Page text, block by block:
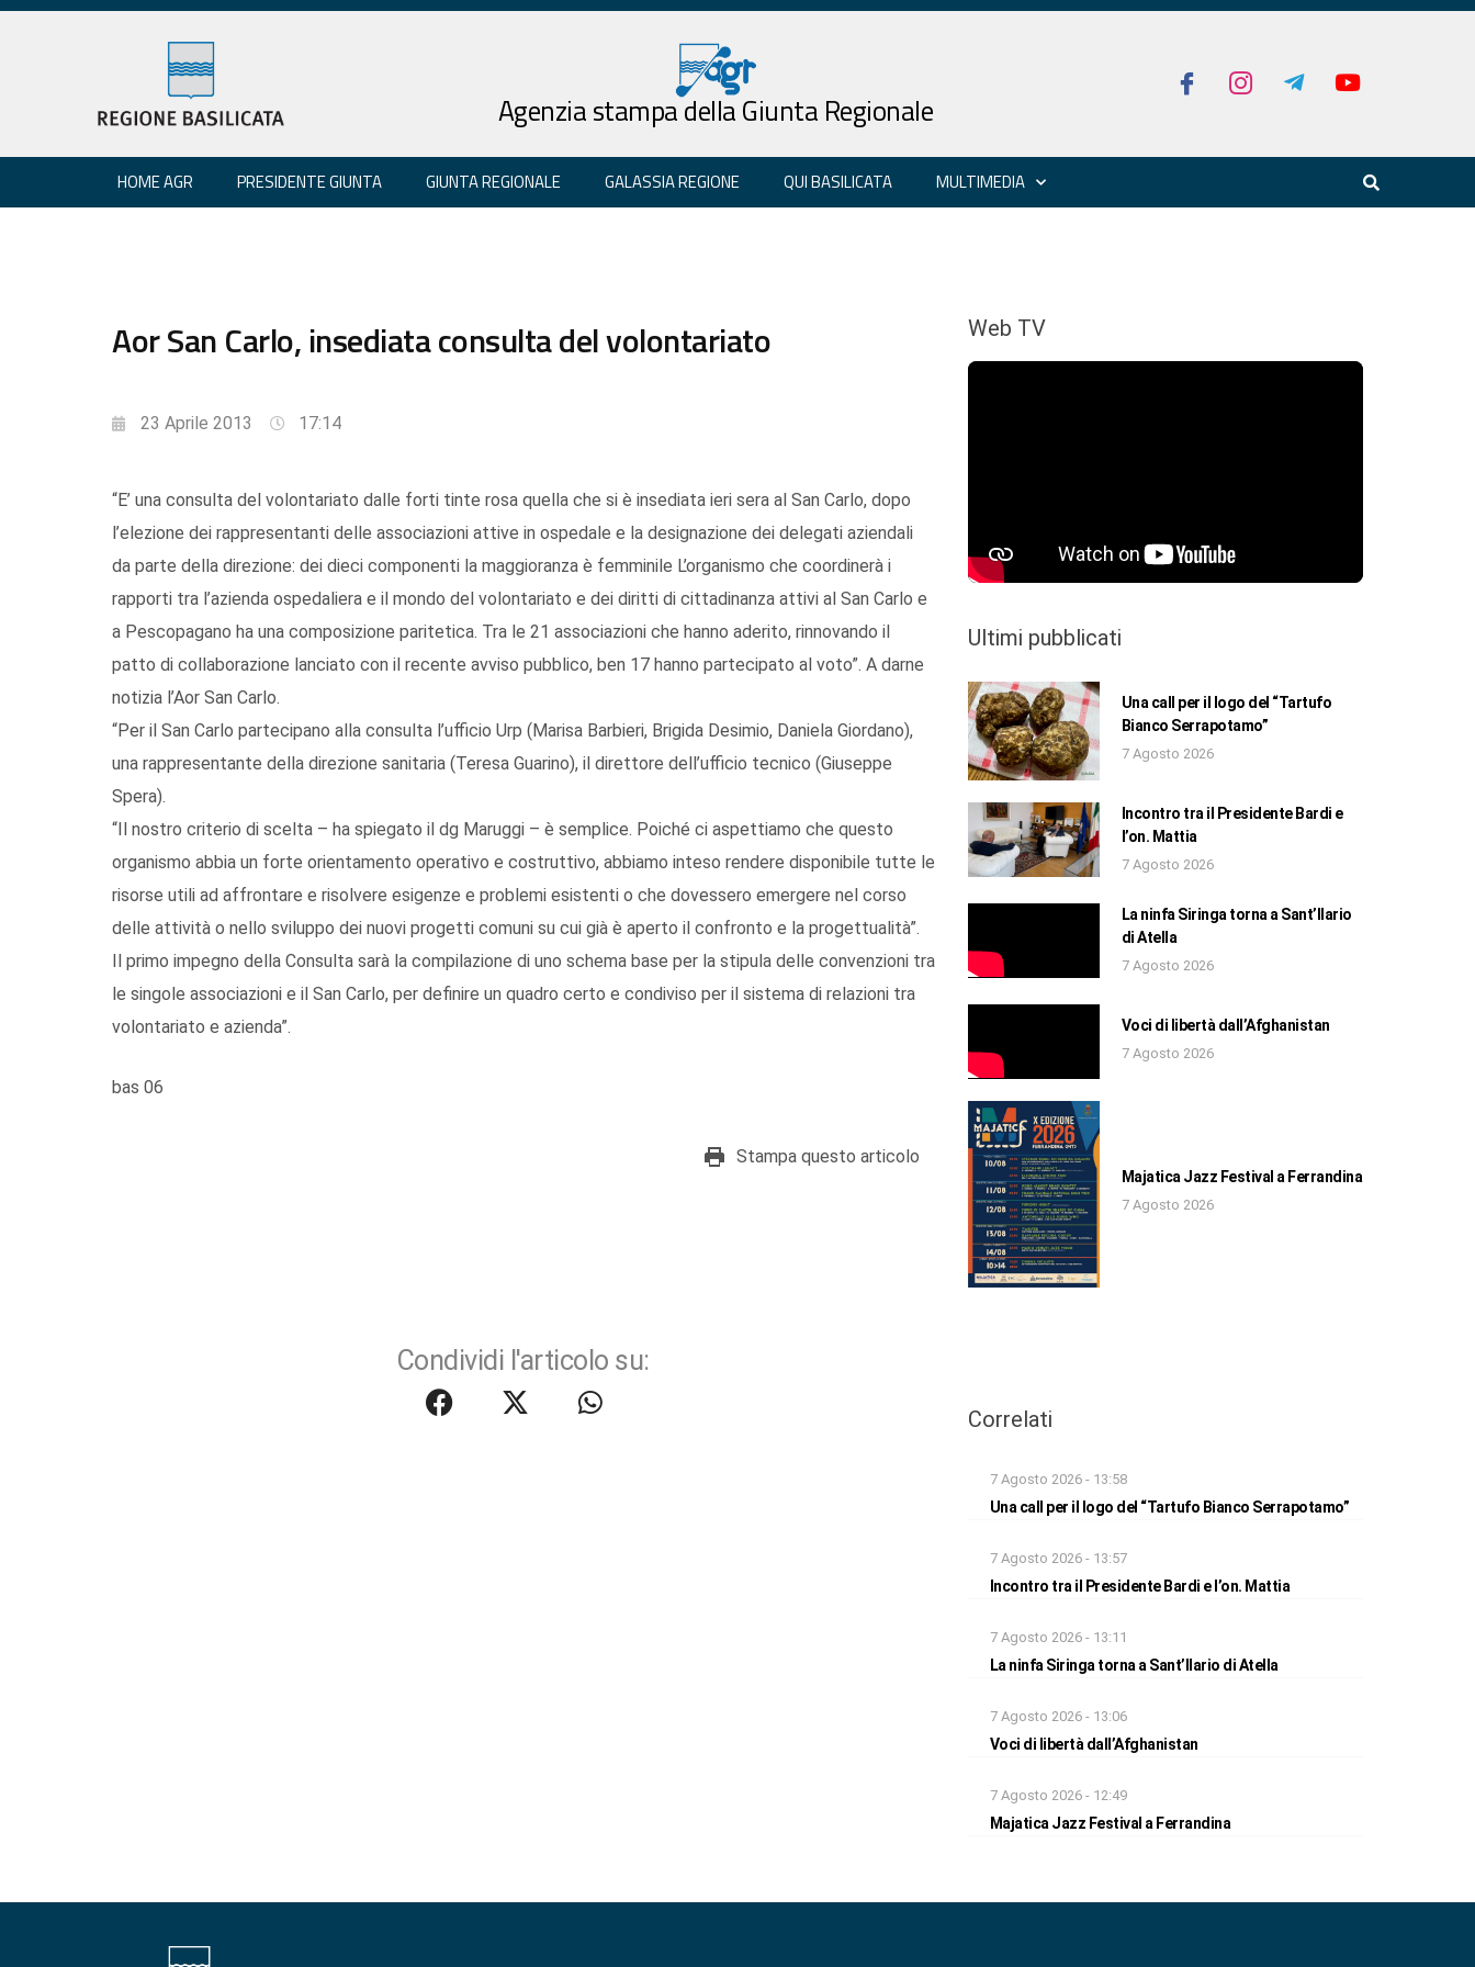
Agenzia stampa della Giunta Regionale
HOME AGR PRESIDENTE GIUNTA GIUNTA REGIONALE GALASSIA REGIONE QUI BASILICATA MULTIMEDIA
Aor San Carlo, insediata consulta del volontariato
23 Aprile 2013 17:14
“E’ una consulta del volontariato dalle forti tinte rosa quella che si è insediata ieri sera al San Carlo, dopo
l’elezione dei rappresentanti delle associazioni attive in ospedale e la designazione dei delegati aziendali
da parte della direzione: dei dieci componenti la maggioranza è femminile L’organismo che coordinerà i
rapporti tra l’azienda ospedaliera e il mondo del volontariato e dei diritti di cittadinanza attivi al San Carlo e
a Pescopagano ha una composizione paritetica. Tra le 21 associazioni che hanno aderito, rinnovando il
patto di collaborazione lanciato con il recente avviso pubblico, ben 17 hanno partecipato al voto”. A darne
notizia l’Aor San Carlo.
“Per il San Carlo partecipano alla consulta l’ufficio Urp (Marisa Barbieri, Brigida Desimio, Daniela Giordano),
una rappresentante della direzione sanitaria (Teresa Guarino), il direttore dell’ufficio tecnico (Giuseppe
Spera).
“Il nostro criterio di scelta – ha spiegato il dg Maruggi – è semplice. Poiché ci aspettiamo che questo
organismo abbia un forte orientamento operativo e costruttivo, abbiamo inteso rendere disponibile tutte le
risorse utili ad affrontare e risolvere esigenze e problemi esistenti o che dovessero emergere nel corso
delle attività o nello sviluppo dei nuovi progetti comuni su cui già è aperto il confronto e la progettualità”.
Il primo impegno della Consulta sarà la compilazione di uno schema base per la stipula delle convenzioni tra
le singole associazioni e il San Carlo, per definire un quadro certo e condiviso per il sistema di relazioni tra
volontariato e azienda”.
bas 06
Stampa questo articolo
Condividi l'articolo su:
Web TV
Ultimi pubblicati
Una call per il logo del “Tartufo
Bianco Serrapotamo”
7 Agosto 2026
Incontro tra il Presidente Bardi e
l’on. Mattia
7 Agosto 2026
La ninfa Siringa torna a Sant’Ilario
di Atella
7 Agosto 2026
Voci di libertà dall’Afghanistan
7 Agosto 2026
Majatica Jazz Festival a Ferrandina
7 Agosto 2026
Correlati
7 Agosto 2026 - 13:58
Una call per il logo del “Tartufo Bianco Serrapotamo”
7 Agosto 2026 - 13:57
Incontro tra il Presidente Bardi e l’on. Mattia
7 Agosto 2026 - 13:11
La ninfa Siringa torna a Sant’Ilario di Atella
7 Agosto 2026 - 13:06
Voci di libertà dall’Afghanistan
7 Agosto 2026 - 12:49
Majatica Jazz Festival a Ferrandina